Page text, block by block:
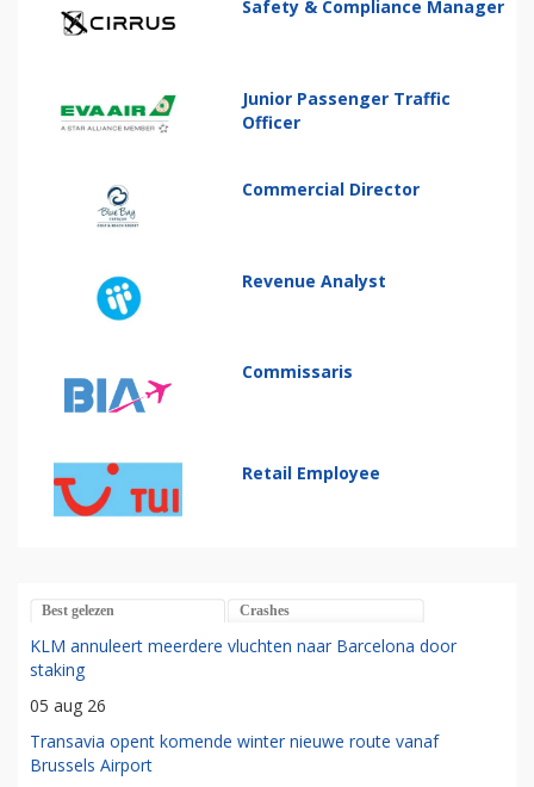
Safety & Compliance Manager
Junior Passenger Traffic
Officer
Commercial Director
Revenue Analyst
Commissaris
Retail Employee
Best gelezen Crashes
KLM annuleert meerdere vluchten naar Barcelona door
staking
05 aug 26
Transavia opent komende winter nieuwe route vanaf
Brussels Airport